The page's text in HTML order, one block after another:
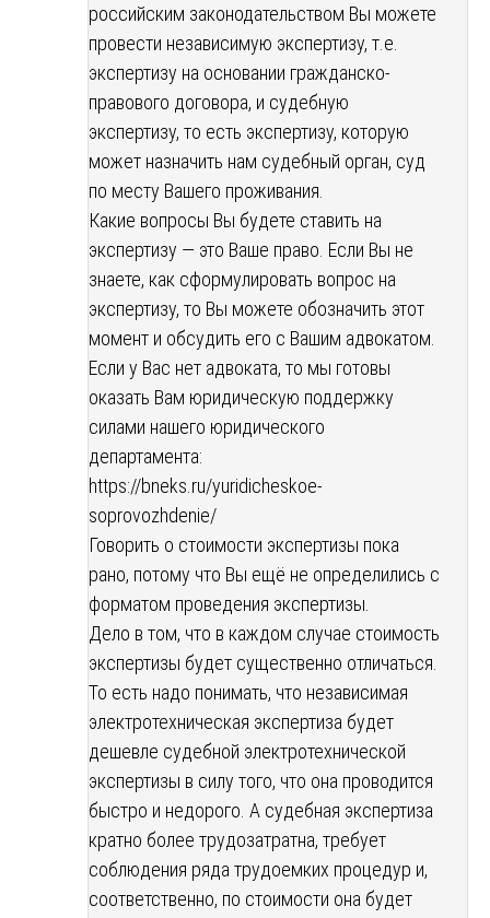
российским законодательством Вы можете
провести независимую экспертизу, т.е.
экспертизу на основании гражданско-
правового договора, и судебную
экспертизу, то есть экспертизу, которую
может назначить нам судебный орган, суд
по месту Вашего проживания.
Какие вопросы Вы будете ставить на
экспертизу — это Ваше право. Если Вы не
знаете, как сформулировать вопрос на
экспертизу, то Вы можете обозначить этот
момент и обсудить его с Вашим адвокатом.
Если у Вас нет адвоката, то мы готовы
оказать Вам юридическую поддержку
силами нашего юридического
департамента:
https://bneks.ru/yuridicheskoe-
soprovozhdenie/
Говорить о стоимости экспертизы пока
рано, потому что Вы ещё не определились с
форматом проведения экспертизы.
Дело в том, что в каждом случае стоимость
экспертизы будет существенно отличаться.
То есть надо понимать, что независимая
электротехническая экспертиза будет
дешевле судебной электротехнической
экспертизы в силу того, что она проводится
быстро и недорого. А судебная экспертиза
кратно более трудозатратна, требует
соблюдения ряда трудоемких процедур и,
соответственно, по стоимости она будет